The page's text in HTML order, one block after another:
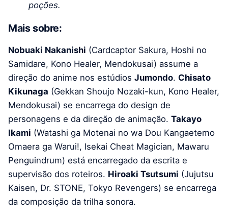
poções.
Mais sobre:
Nobuaki Nakanishi (Cardcaptor Sakura, Hoshi no
Samidare, Kono Healer, Mendokusai) assume a
direção do anime nos estúdios Jumondo. Chisato
Kikunaga (Gekkan Shoujo Nozaki-kun, Kono Healer,
Mendokusai) se encarrega do design de
personagens e da direção de animação. Takayo
Ikami (Watashi ga Motenai no wa Dou Kangaetemo
Omaera ga Warui!, Isekai Cheat Magician, Mawaru
Penguindrum) está encarregado da escrita e
supervisão dos roteiros. Hiroaki Tsutsumi (Jujutsu
Kaisen, Dr. STONE, Tokyo Revengers) se encarrega
da composição da trilha sonora.